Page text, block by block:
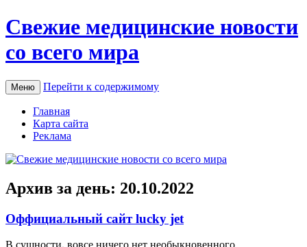
Свежие медицинские новости
со всего мира
Меню Перейти к содержимому
Главная
Карта сайта
Реклама
Архив за день: 20.10.2022
Оффициальный сайт lucky jet